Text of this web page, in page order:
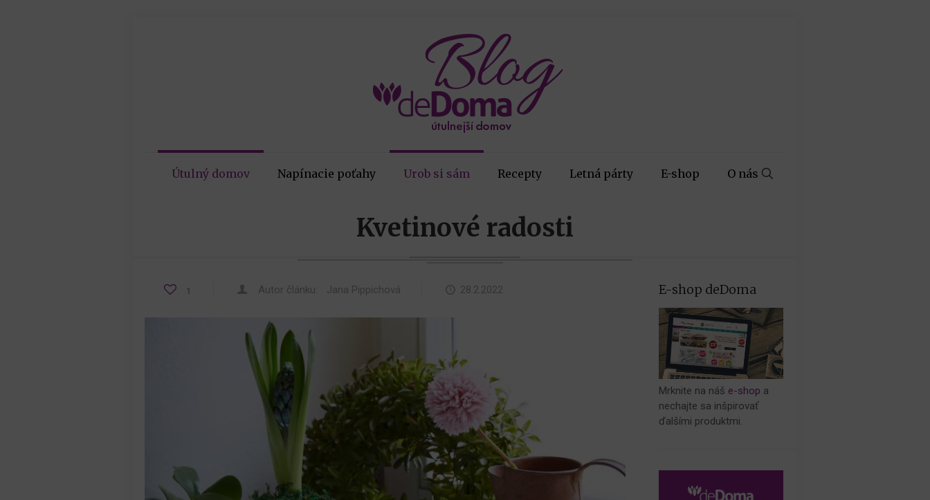
Útulný domov Napínacie poťahy Urob si sám Recepty Letná párty E-shop O nás
Kvetinové radosti
1 Autor článku: Jana Pippichová 28.2.2022 E-shop deDoma
Mrknite na náš e-shop a
nechajte sa inšpirovať
ďalšími produktmi.